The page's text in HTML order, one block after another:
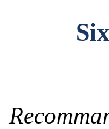
Six